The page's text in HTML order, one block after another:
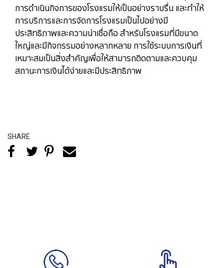
การดำเนินกิจการของโรงแรมให้เป็นอย่างราบรื่น และทำให้
การบริการและการจัดการโรงแรมเป็นไปอย่างมี
ประสิทธิภาพและความน่าเชื่อถือ สำหรับโรงแรมที่มีขนาด
ใหญ่และมีกิจกรรมอย่างหลากหลาย การใช้ระบบการเงินที่
เหมาะสมเป็นสิ่งสำคัญเพื่อให้สามารถติดตามและควบคุม
สถานะการเงินได้ง่ายและมีประสิทธิภาพ
SHARE